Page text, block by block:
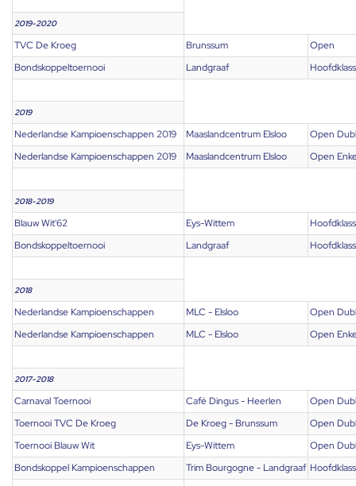
2019-2020
TVC De Kroeg Brunssum
Open
Bondskoppeltoernooi
Landgraaf
2019
Nederlandse Kampioenschappen 2019 Maaslandcentrum Elsloo
Open
Nederlandse Kampioenschappen 2019
Maaslandcentrum Elsloo Open
2018-2019
Blauw Wit'62 Eys-Wittem
Bondskoppeltoernooi
Landgraaf
2018
Nederlandse Kampioenschappen MLC - Elsloo
Open
Nederlandse Kampioenschappen
MLC - Elsloo Open
2017-2018
Carnaval Toernooi Café Dingus - Heerlen
Open
Toernooi TVC De Kroeg
De Kroeg - Brunssum
Open
Toernooi Blauw Wit
Eys-Wittem
Open
Bondskoppel Kampioenschappen
Trim Bourgogne - Landgraaf